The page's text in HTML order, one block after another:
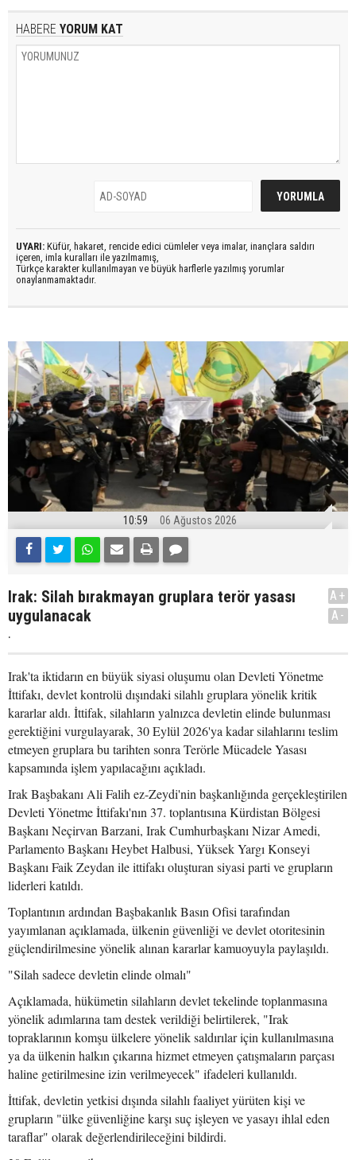
HABERE YORUM KAT
UYARI: Küfür, hakaret, rencide edici cümleler veya imalar, inançlara saldırı
içeren, imla kuralları ile yazılmamış,
Türkçe karakter kullanılmayan ve büyük harflerle yazılmış yorumlar
onaylanmamaktadır.
10:59 06 Ağustos 2026
Irak: Silah bırakmayan gruplara terör yasası
uygulanacak
.
A+
A-
Irak'ta iktidarın en büyük siyasi oluşumu olan Devleti Yönetme
İttifakı, devlet kontrolü dışındaki silahlı gruplara yönelik kritik
kararlar aldı. İttifak, silahların yalnızca devletin elinde bulunması
gerektiğini vurgulayarak, 30 Eylül 2026'ya kadar silahlarını teslim
etmeyen gruplara bu tarihten sonra Terörle Mücadele Yasası
kapsamında işlem yapılacağını açıkladı.
Irak Başbakanı Ali Falih ez-Zeydi'nin başkanlığında gerçekleştirilen
Devleti Yönetme İttifakı'nın 37. toplantısına Kürdistan Bölgesi
Başkanı Neçirvan Barzani, Irak Cumhurbaşkanı Nizar Amedi,
Parlamento Başkanı Heybet Halbusi, Yüksek Yargı Konseyi
Başkanı Faik Zeydan ile ittifakı oluşturan siyasi parti ve grupların
liderleri katıldı.
Toplantının ardından Başbakanlık Basın Ofisi tarafından
yayımlanan açıklamada, ülkenin güvenliği ve devlet otoritesinin
güçlendirilmesine yönelik alınan kararlar kamuoyuyla paylaşıldı.
"Silah sadece devletin elinde olmalı"
Açıklamada, hükümetin silahların devlet tekelinde toplanmasına
yönelik adımlarına tam destek verildiği belirtilerek, "Irak
topraklarının komşu ülkelere yönelik saldırılar için kullanılmasına
ya da ülkenin halkın çıkarına hizmet etmeyen çatışmaların parçası
haline getirilmesine izin verilmeyecek" ifadeleri kullanıldı.
İttifak, devletin yetkisi dışında silahlı faaliyet yürüten kişi ve
grupların "ülke güvenliğine karşı suç işleyen ve yasayı ihlal eden
taraflar" olarak değerlendirileceğini bildirdi.